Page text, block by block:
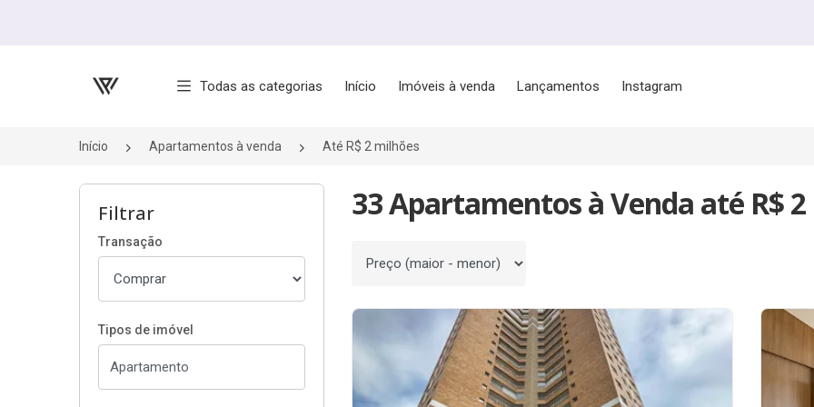
Página inicial
Todas as categorias Início Imóveis à venda Lançamentos Instagram
Início Apartamentos à venda Até R$ 2 milhões
Filtrar
Transação
Tipos de imóvel
33 Apartamentos à Venda até R$
Ordenar por